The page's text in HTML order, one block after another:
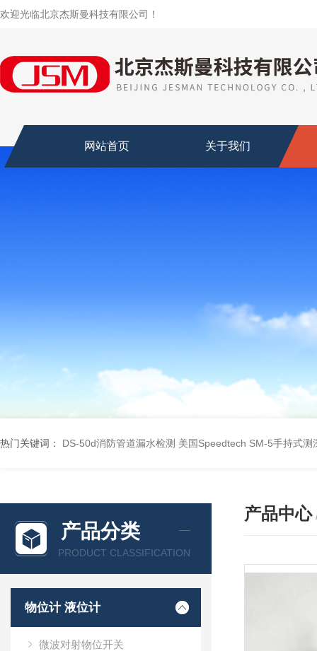
欢迎光临北京杰斯曼科技有限公司！
网站首页 关于我们
热门关键词： DS-50d消防管道漏水检测 美国Speedtech SM-5手持式测
产品分类
PRODUCT CLASSIFICATION
物位计 液位计
微波对射物位开关
产品中心